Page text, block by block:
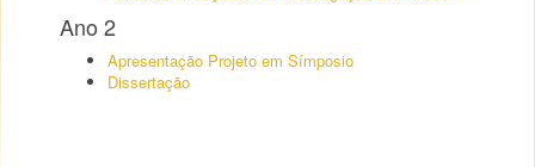
Ano 2
Apresentação Projeto em Símposio
Dissertação